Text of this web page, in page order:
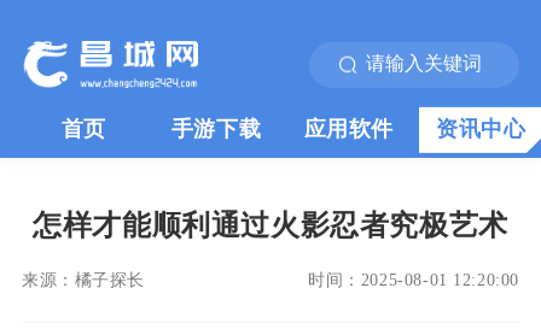
首页 手游下载 应用软件 资讯中心
怎样才能顺利通过火影忍者究极艺术
来源： 橘子探长 时间： 2025-08-01 12:20:00